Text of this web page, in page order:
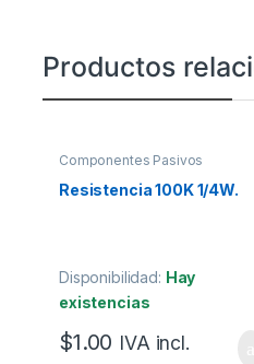
Productos
Componentes Pasivos
Resistencia 100K 1/4W.
Disponibilidad: Hay
existencias
$1.00 IVA incl.